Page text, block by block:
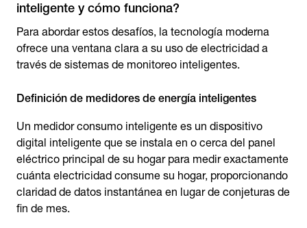
inteligente y cómo funciona?
Para abordar estos desafíos, la tecnología moderna
ofrece una ventana clara a su uso de electricidad a
través de sistemas de monitoreo inteligentes.
Definición de medidores de energía inteligentes
Un medidor consumo inteligente es un dispositivo
digital inteligente que se instala en o cerca del panel
eléctrico principal de su hogar para medir exactamente
cuánta electricidad consume su hogar, proporcionando
claridad de datos instantánea en lugar de conjeturas de
fin de mes.